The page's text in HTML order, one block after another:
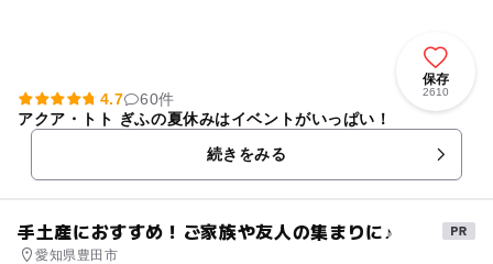
保存
2610
4.7
60件
アクア・トト ぎふの夏休みはイベントがいっぱい！
続きをみる
手土産におすすめ！ご家族や友人の集まりに♪
愛知県豊田市